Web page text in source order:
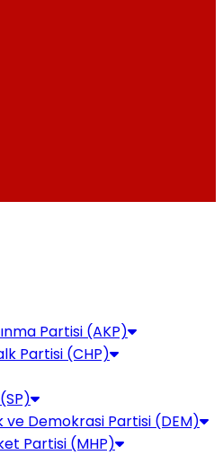
Partisi (AKP)
Partisi (CHP)
ve Demokrasi Partisi (DEM)
Partisi (MHP)